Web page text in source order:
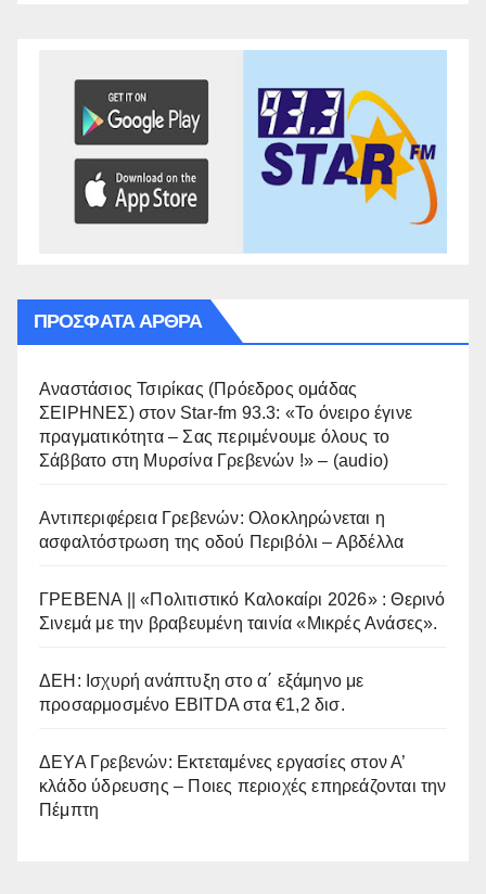
ΠΡΌΣΦΑΤΑ ΆΡΘΡΑ
Αναστάσιος Τσιρίκας (Πρόεδρος ομάδας
ΣΕΙΡΗΝΕΣ) στον Star-fm 93.3: «Το όνειρο έγινε
πραγματικότητα – Σας περιμένουμε όλους το
Σάββατο στη Μυρσίνα Γρεβενών !» – (audio)
Αντιπεριφέρεια Γρεβενών: Ολοκληρώνεται η
ασφαλτόστρωση της οδού Περιβόλι – Αβδέλλα
ΓΡΕΒΕΝΑ || «Πολιτιστικό Καλοκαίρι 2026» : Θερινό
Σινεμά με την βραβευμένη ταινία «Μικρές Ανάσες».
ΔΕΗ: Ισχυρή ανάπτυξη στο α΄ εξάμηνο με
προσαρμοσμένο EBITDA στα €1,2 δισ.
ΔΕΥΑ Γρεβενών: Εκτεταμένες εργασίες στον Α’
κλάδο ύδρευσης – Ποιες περιοχές επηρεάζονται την
Πέμπτη